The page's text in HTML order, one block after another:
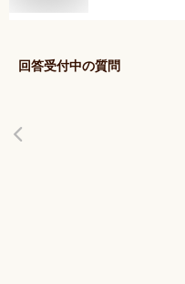
回答受付中の質問